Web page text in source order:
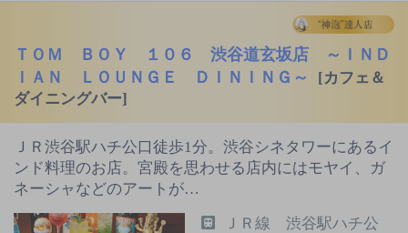
ＴＯＭ ＢＯＹ １０６ 渋谷道玄坂店 ～ＩＮＤ
ＩＡＮ ＬＯＵＮＧＥ ＤＩＮＩＮＧ～
[カフェ＆
ダイニングバー]
ＪＲ渋谷駅ハチ公口徒歩1分。渋谷シネタワーにあるイ
ンド料理のお店。宮殿を思わせる店内にはモヤイ、ガ
ネーシャなどのアートが…
ＪＲ線 渋谷駅ハチ公